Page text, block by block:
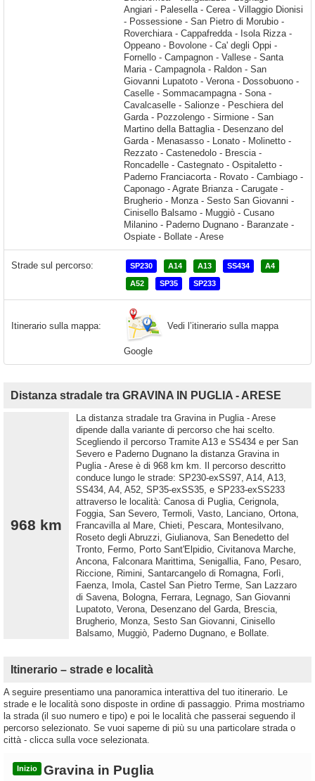
Strade sul percorso: SP230 A14 A13 SS434 A4
A52 SP35 SP233
Itinerario sulla mappa: Vedi l’itinerario sulla mappa
Google
Distanza stradale tra GRAVINA IN PUGLIA - ARESE
968 km
La distanza stradale tra Gravina in Puglia - Arese
dipende dalla variante di percorso che hai scelto.
Scegliendo il percorso Tramite A13 e SS434 e per San
Severo e Paderno Dugnano la distanza Gravina in
Puglia - Arese è di 968 km km. Il percorso descritto
conduce lungo le strade: SP230-exSS97, A14, A13,
SS434, A4, A52, SP35-exSS35, e SP233-exSS233
attraverso le località: Canosa di Puglia, Cerignola,
Foggia, San Severo, Termoli, Vasto, Lanciano, Ortona,
Francavilla al Mare, Chieti, Pescara, Montesilvano,
Roseto degli Abruzzi, Giulianova, San Benedetto del
Tronto, Fermo, Porto Sant'Elpidio, Civitanova Marche,
Ancona, Falconara Marittima, Senigallia, Fano, Pesaro,
Riccione, Rimini, Santarcangelo di Romagna, Forlì,
Faenza, Imola, Castel San Pietro Terme, San Lazzaro
di Savena, Bologna, Ferrara, Legnago, San Giovanni
Lupatoto, Verona, Desenzano del Garda, Brescia,
Brugherio, Monza, Sesto San Giovanni, Cinisello
Balsamo, Muggiò, Paderno Dugnano, e Bollate.
Itinerario – strade e località
A seguire presentiamo una panoramica interattiva del tuo itinerario. Le
strade e le località sono disposte in ordine di passaggio. Prima mostriamo
la strada (il suo numero e tipo) e poi le località che passerai seguendo il
percorso selezionato. Se vuoi saperne di più su una particolare strada o
città - clicca sulla voce selezionata.
Inizio Gravina in Puglia